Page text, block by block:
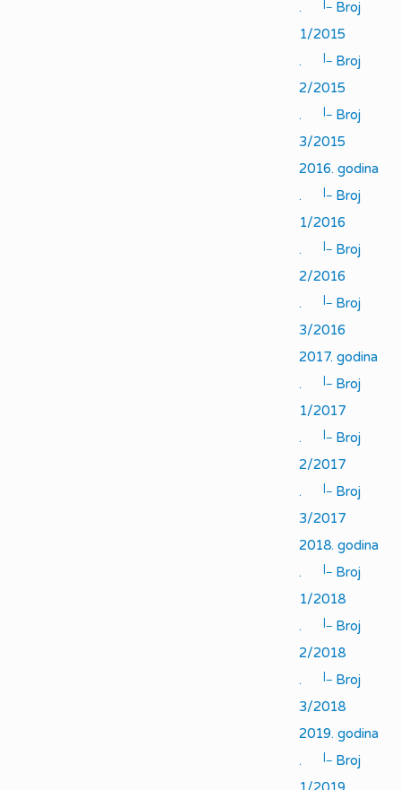
.
Broj
1/2015
.
|_ Broj
2/2015
.
|_ Broj
3/2015
2016. godina
.
|_ Broj
1/2016
.
|_ Broj
2/2016
.
|_ Broj
3/2016
2017. godina
.
|_ Broj
1/2017
.
|_ Broj
2/2017
.
|_ Broj
3/2017
2018. godina
.
|_ Broj
1/2018
.
|_ Broj
2/2018
.
|_ Broj
3/2018
2019. godina
.
|_ Broj